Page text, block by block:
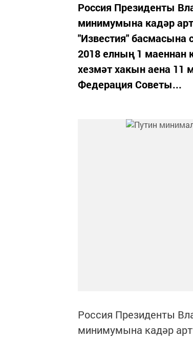
Россия Президенты
минимумына кадәр
"Известия" басмасына
2018 елның 1 маеннан
хезмәт хакын аена 11
Федерация Советы...
Россия Президенты
минимумына кадәр